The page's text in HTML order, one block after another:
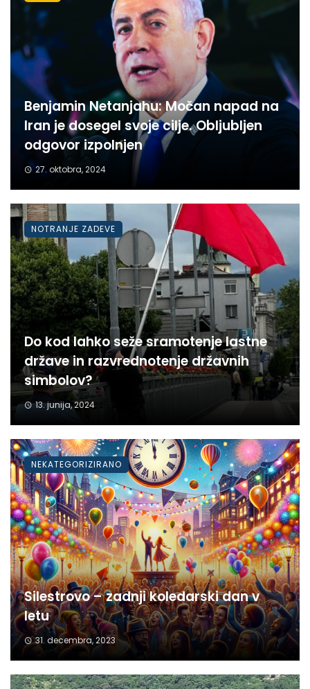
Benjamin Netanjahu: Močan napad na
Iran je dosegel svoje cilje. Obljubljen
odgovor izpolnjen
27. oktobra, 2024
Do kod lahko seže sramotenje lastne
države in razvrednotenje državnih
simbolov?
13. junija, 2024
NOTRANJE ZADEVE
Silestrovo – zadnji koledarski dan v
letu
31. decembra, 2023
NEKATEGORIZIRANO